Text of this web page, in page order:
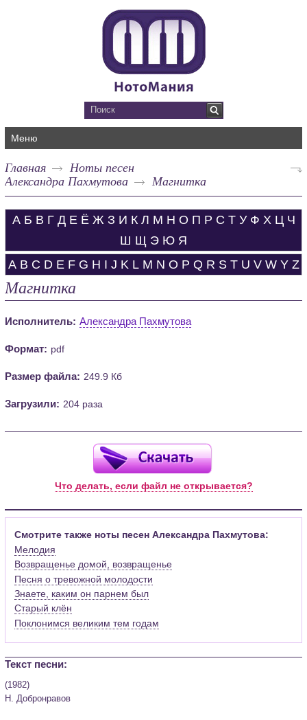
Меню
Главная
Ноты песен
Александра Пахмутова
Магнитка
А Б В Г Д Е Ё Ж З И К Л М Н О П Р С Т У Ф Х Ц Ч
Ш Щ Э Ю Я
A B C D E F G H I J K L M N O P Q R S T U V W Y Z
Магнитка
Исполнитель: Александра Пахмутова
Формат: pdf
Размер файла: 249.9 Кб
Загрузили: 204 раза
Что делать, если файл не открывается?
Смотрите также ноты песен Александра Пахмутова:
Мелодия
Возвращенье домой, возвращенье
Песня о тревожной молодости
Знаете, каким он парнем был
Старый клён
Поклонимся великим тем годам
Текст песни:
(1982)
Н. Добронравов